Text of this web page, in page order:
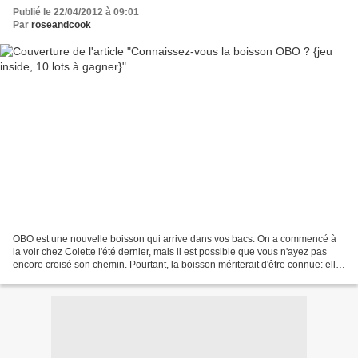
Publié le 22/04/2012 à 09:01
Par roseandcook
OBO est une nouvelle boisson qui arrive dans vos bacs. On a commencé à
la voir chez Colette l'été dernier, mais il est possible que vous n'ayez pas
encore croisé son chemin. Pourtant, la boisson mériterait d'être connue: elle